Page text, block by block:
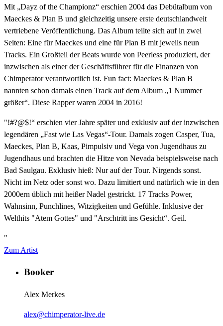
Mit „Dayz of the Championz“ erschien 2004 das Debütalbum von
Maeckes & Plan B und gleichzeitig unsere erste deutschlandweit
vertriebene Veröffentlichung. Das Album teilte sich auf in zwei
Seiten: Eine für Maeckes und eine für Plan B mit jeweils neun
Tracks. Ein Großteil der Beats wurde von Peerless produziert, der
inzwischen als einer der Geschäftsführer für die Finanzen von
Chimperator verantwortlich ist. Fun fact: Maeckes & Plan B
nannten schon damals einen Track auf dem Album „1 Nummer
größer“. Diese Rapper waren 2004 in 2016!
"!#?@$!“ erschien vier Jahre später und exklusiv auf der inzwischen
legendären „Fast wie Las Vegas“-Tour. Damals zogen Casper, Tua,
Maeckes, Plan B, Kaas, Pimpulsiv und Vega von Jugendhaus zu
Jugendhaus und brachten die Hitze von Nevada beispielsweise nach
Bad Saulgau. Exklusiv hieß: Nur auf der Tour. Nirgends sonst.
Nicht im Netz oder sonst wo. Dazu limitiert und natürlich wie in den
2000ern üblich mit heißer Nadel gestrickt. 17 Tracks Power,
Wahnsinn, Punchlines, Witzigkeiten und Gefühle. Inklusive der
Welthits "Atem Gottes" und "Arschtritt ins Gesicht“. Geil.
"
Zum Artist
Booker
Alex Merkes
alex@chimperator-live.de